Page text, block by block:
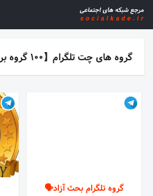
گروه های چت تلگرام【100 گروه برتر ایران】
گروه تلگرام بحث آزاد🗣